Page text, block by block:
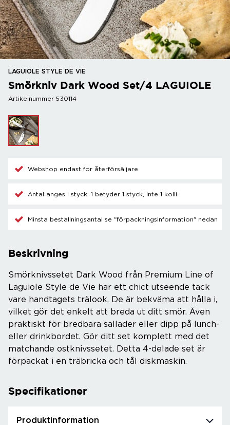
LAGUIOLE STYLE DE VIE
Smörkniv Dark Wood Set/4 LAGUIOLE
Artikelnummer 530114
Webshop endast för återförsäljare
Antal anges i styck. 1 betyder 1 styck, inte 1 kolli.
Minsta beställningsantal se "förpackningsinformation" nedan
Beskrivning
Smörknivssetet Dark Wood från Premium Line of
Laguiole Style de Vie har ett chict utseende tack
vare handtagets trälook. De är bekväma att hålla i,
vilket gör det enkelt att breda ut ditt smör. Även
praktiskt för bredbara sallader eller dipp på lunch-
eller drinkbordet. Gör ditt set komplett med det
matchande ostknivssetet. Detta 4-delade set är
förpackat i en träbricka och tål diskmaskin.
Specifikationer
Produktinformation